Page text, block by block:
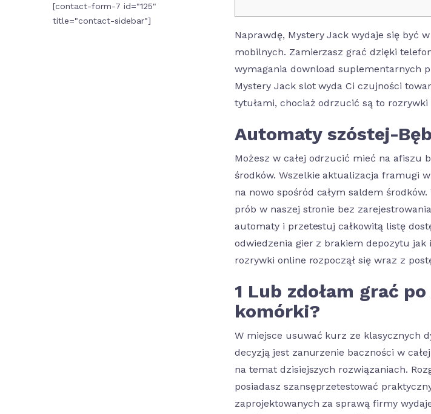
Naprawdę, Mystery Jack wydaje się być
mobilnych. Zamierzasz grać dzięki
wymagania download suplementarnych
Mystery Jack slot wyda Ci czujności
tytułami, chociaż odrzucić są to rozrywki
Automaty szóstej-
Możesz w całej odrzucić mieć na afiszu
środków. Wszelkie aktualizacja framugi
na nowo spośród całym saldem
prób w naszej stronie bez
automaty i przetestuj całkowitą listę
odwiedzenia gier z brakiem depozytu
rozrywki online rozpoczął się wraz z
1 Lub zdołam grać
komórki?
W miejsce usuwać kurz ze klasycznych
decyzją jest zanurzenie baczności w
na temat dzisiejszych rozwiązaniach.
posiadasz szansęprzetestować
zaprojektowanych za sprawą firmy
[contact-form-7 id="125"
title="contact-sidebar"]